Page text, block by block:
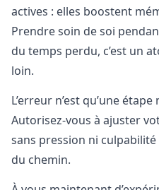
actives : elles boostent
Prendre soin de soi
du temps perdu, c’est un
loin.
L’erreur n’est qu’une
Autorisez-vous à ajuster
sans pression ni
du chemin.